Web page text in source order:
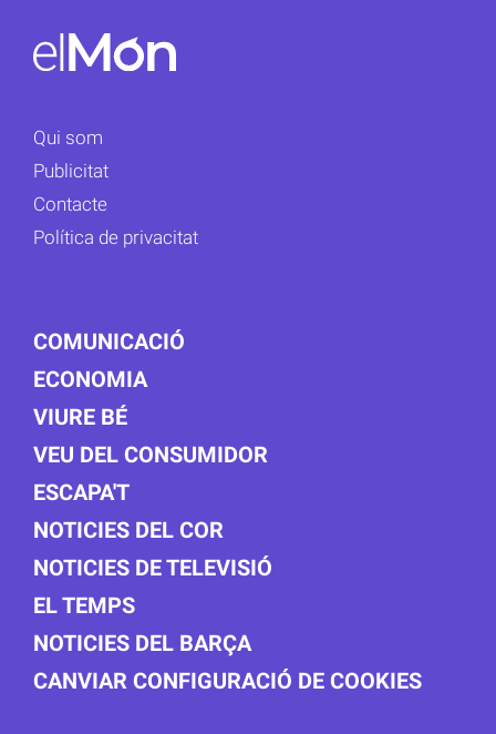
Qui som
Publicitat
Contacte
Política de privacitat
COMUNICACIÓ
ECONOMIA
VIURE BÉ
VEU DEL CONSUMIDOR
ESCAPA'T
NOTICIES DEL COR
NOTICIES DE TELEVISIÓ
EL TEMPS
NOTICIES DEL BARÇA
CANVIAR CONFIGURACIÓ DE COOKIES